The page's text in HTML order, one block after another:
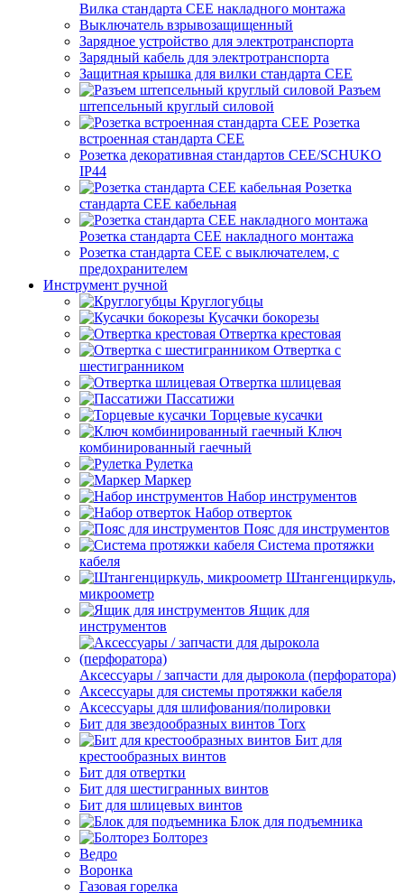
Вилка стандарта CEE накладного монтажа
Выключатель взрывозащищенный
Зарядное устройство для электротранспорта
Зарядный кабель для электротранспорта
Защитная крышка для вилки стандарта CEE
Разъем
штепсельный круглый силовой
Розетка
встроенная стандарта CEE
Розетка декоративная стандартов CEE/SCHUKO
IP44
Розетка
стандарта СЕЕ кабельная
Розетка стандарта СЕЕ накладного монтажа
Розетка стандарта СЕЕ с выключателем, с
предохранителем
Инструмент ручной
Круглогубцы
Кусачки бокорезы
Отвертка крестовая
Отвертка с
шестигранником
Отвертка шлицевая
Пассатижи
Торцевые кусачки
Ключ
комбинированный гаечный
Рулетка
Маркер
Набор инструментов
Набор отверток
Пояс для инструментов
Система протяжки
кабеля
Штангенциркуль,
микроометр
Ящик для
инструментов
Аксессуары / запчасти для дырокола (перфоратора)
Аксессуары для системы протяжки кабеля
Аксессуары для шлифования/полировки
Бит для звездообразных винтов Torx
Бит для
крестообразных винтов
Бит для отвертки
Бит для шестигранных винтов
Бит для шлицевых винтов
Блок для подъемника
Болторез
Ведро
Воронка
Газовая горелка